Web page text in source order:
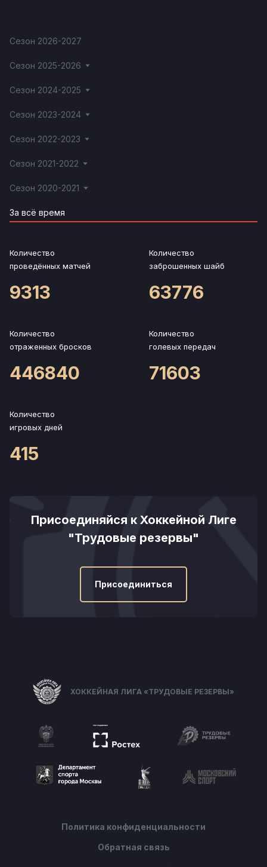
Сезон 2026-2027
Сезон 2025-2026
Сезон 2024-2025
Сезон 2023-2024
Сезон 2022-2023
Сезон 2021-2022
Сезон 2020-2021
За всё время
Количество
проведённых матчей
9313
Количество
заброшенных шайб
63776
Количество
отраженных бросков
446840
Количество
голевых передач
71603
Количество
игровых дней
415
Присоединяйся к Хоккейной Лиге
"Трудовые резервы"
Присоединиться
ХОККЕЙНАЯ ЛИГА «ТРУДОВЫЕ РЕЗЕРВЫ»
Политика конфиденциальности
Обратная связь